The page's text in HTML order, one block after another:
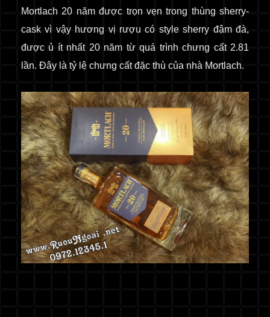
Mortlach 20 năm được trọn vẹn trong thùng sherry-
cask vì vậy hương vị rượu có style sherry đậm đà,
được ủ ít nhất 20 năm từ quá trình chưng cất 2.81
lần. Đây là tỷ lệ chưng cất đặc thù của nhà Mortlach.